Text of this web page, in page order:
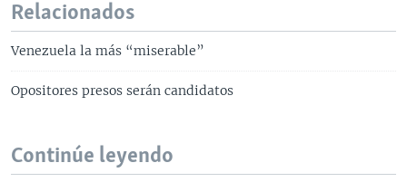
Relacionados
Venezuela la más “miserable”
Opositores presos serán candidatos
Continúe leyendo